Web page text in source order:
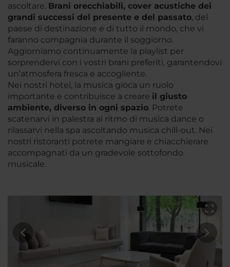
ascoltare. Brani orecchiabili, cover acustiche dei
grandi successi del presente e del passato, del
paese di destinazione e di tutto il mondo, che vi
faranno compagnia durante il soggiorno.
Aggiorniamo continuamente la playlist per
sorprendervi con i vostri brani preferiti, garantendovi
un’atmosfera fresca e accogliente.
Nei nostri hotel, la musica gioca un ruolo
importante e contribuisce a creare il giusto
ambiente, diverso in ogni spazio. Potrete
scatenarvi in palestra al ritmo di musica dance o
rilassarvi nella spa ascoltando musica chill-out. Nei
nostri ristoranti potrete mangiare e chiacchierare
accompagnati da un gradevole sottofondo
musicale.